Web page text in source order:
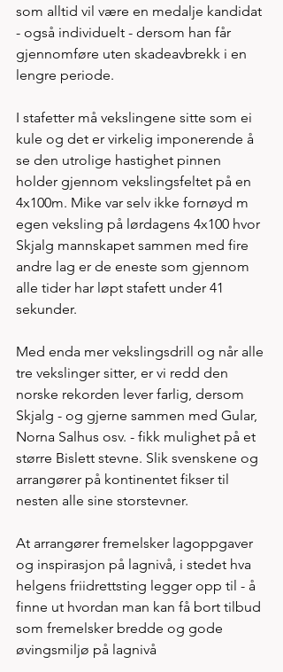
som alltid vil være en medalje kandidat
- også individuelt - dersom han får
gjennomføre uten skadeavbrekk i en
lengre periode.
I stafetter må vekslingene sitte som ei
kule og det er virkelig imponerende å
se den utrolige hastighet pinnen
holder gjennom vekslingsfeltet på en
4x100m. Mike var selv ikke fornøyd m
egen veksling på lørdagens 4x100 hvor
Skjalg mannskapet sammen med fire
andre lag er de eneste som gjennom
alle tider har løpt stafett under 41
sekunder.
Med enda mer vekslingsdrill og når alle
tre vekslinger sitter, er vi redd den
norske rekorden lever farlig, dersom
Skjalg - og gjerne sammen med Gular,
Norna Salhus osv. - fikk mulighet på et
større Bislett stevne. Slik svenskene og
arrangører på kontinentet fikser til
nesten alle sine storstevner.
At arrangører fremelsker lagoppgaver
og inspirasjon på lagnivå, i stedet hva
helgens friidrettsting legger opp til - å
finne ut hvordan man kan få bort tilbud
som fremelsker bredde og gode
øvingsmiljø på lagnivå